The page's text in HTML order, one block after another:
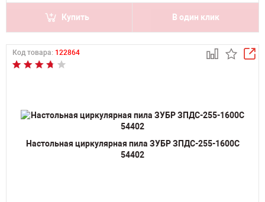
Купить В один клик
Код товара: 122864
Настольная циркулярная пила ЗУБР ЗПДС-255-1600С
54402